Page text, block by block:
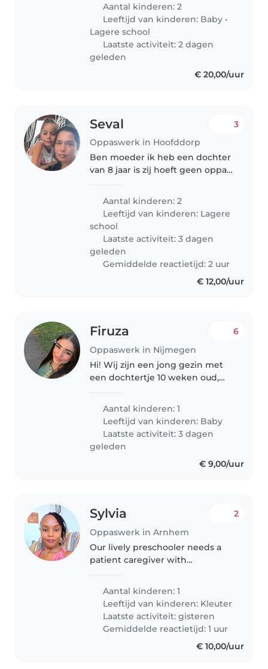
3 vaste dagen als nanny aan huis
wil werken. Het gaat om 20–36
uur per week, met..
Aantal kinderen: 2
Leeftijd van kinderen: Baby •
Lagere school
Laatste activiteit: 2 dagen
geleden
€ 20,00/uur
Seval
Oppaswerk in Hoofddorp
3
Ben moeder ik heb een dochter
van 8 jaar is zij hoeft geen oppas
grote motoriek spelletjes voor
lezen getallen alfabet leren
schrijven kleine letters..
Aantal kinderen: 2
Leeftijd van kinderen: Lagere
school
Laatste activiteit: 3 dagen
geleden
Gemiddelde reactietijd: 2 uur
€ 12,00/uur
Firuza
Oppaswerk in Nijmegen
6
Hi! Wij zijn een jong gezin met
een dochtertje 10 weken oud,
hebben zoeken we een
geduldige, zorgzame en
betrouwbare oppas die ervaring
heeft met jonge..
Aantal kinderen: 1
Leeftijd van kinderen: Baby
Laatste activiteit: 3 dagen
geleden
€ 9,00/uur
Sylvia
Oppaswerk in Arnhem
2
Our lively preschooler needs a
patient caregiver with
neurodiverse children. Must
assist with homework and lively
playtime in our home. Any
experience with autism..
Aantal kinderen: 1
Leeftijd van kinderen: Kleuter
Laatste activiteit: gisteren
Gemiddelde reactietijd: 1 uur
€ 10,00/uur